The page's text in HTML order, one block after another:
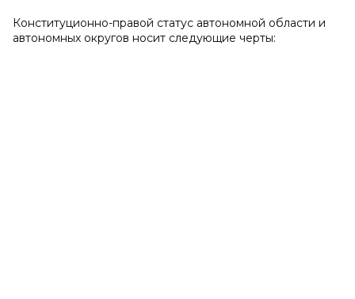
Конституционно-правой статус автономной области и
автономных округов носит следующие черты: